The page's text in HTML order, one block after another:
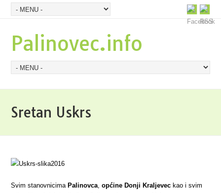
Palinovec.info
Sretan Uskrs
Svim stanovnicima Palinovca,općine Donji Kraljevec kao i svim